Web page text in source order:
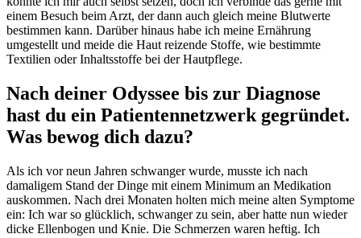
einem Besuch beim Arzt, der dann auch gleich meine Blutwerte
bestimmen kann. Darüber hinaus habe ich meine Ernährung
umgestellt und meide die Haut reizende Stoffe, wie bestimmte
Textilien oder Inhaltsstoffe bei der Hautpflege.
Nach deiner Odyssee bis zur Diagnose
hast du ein Patientennetzwerk gegründet.
Was bewog dich dazu?
Als ich vor neun Jahren schwanger wurde, musste ich nach
damaligem Stand der Dinge mit einem Minimum an Medikation
auskommen. Nach drei Monaten holten mich meine alten Symptome
ein: Ich war so glücklich, schwanger zu sein, aber hatte nun wieder
dicke Ellenbogen und Knie. Die Schmerzen waren heftig. Ich